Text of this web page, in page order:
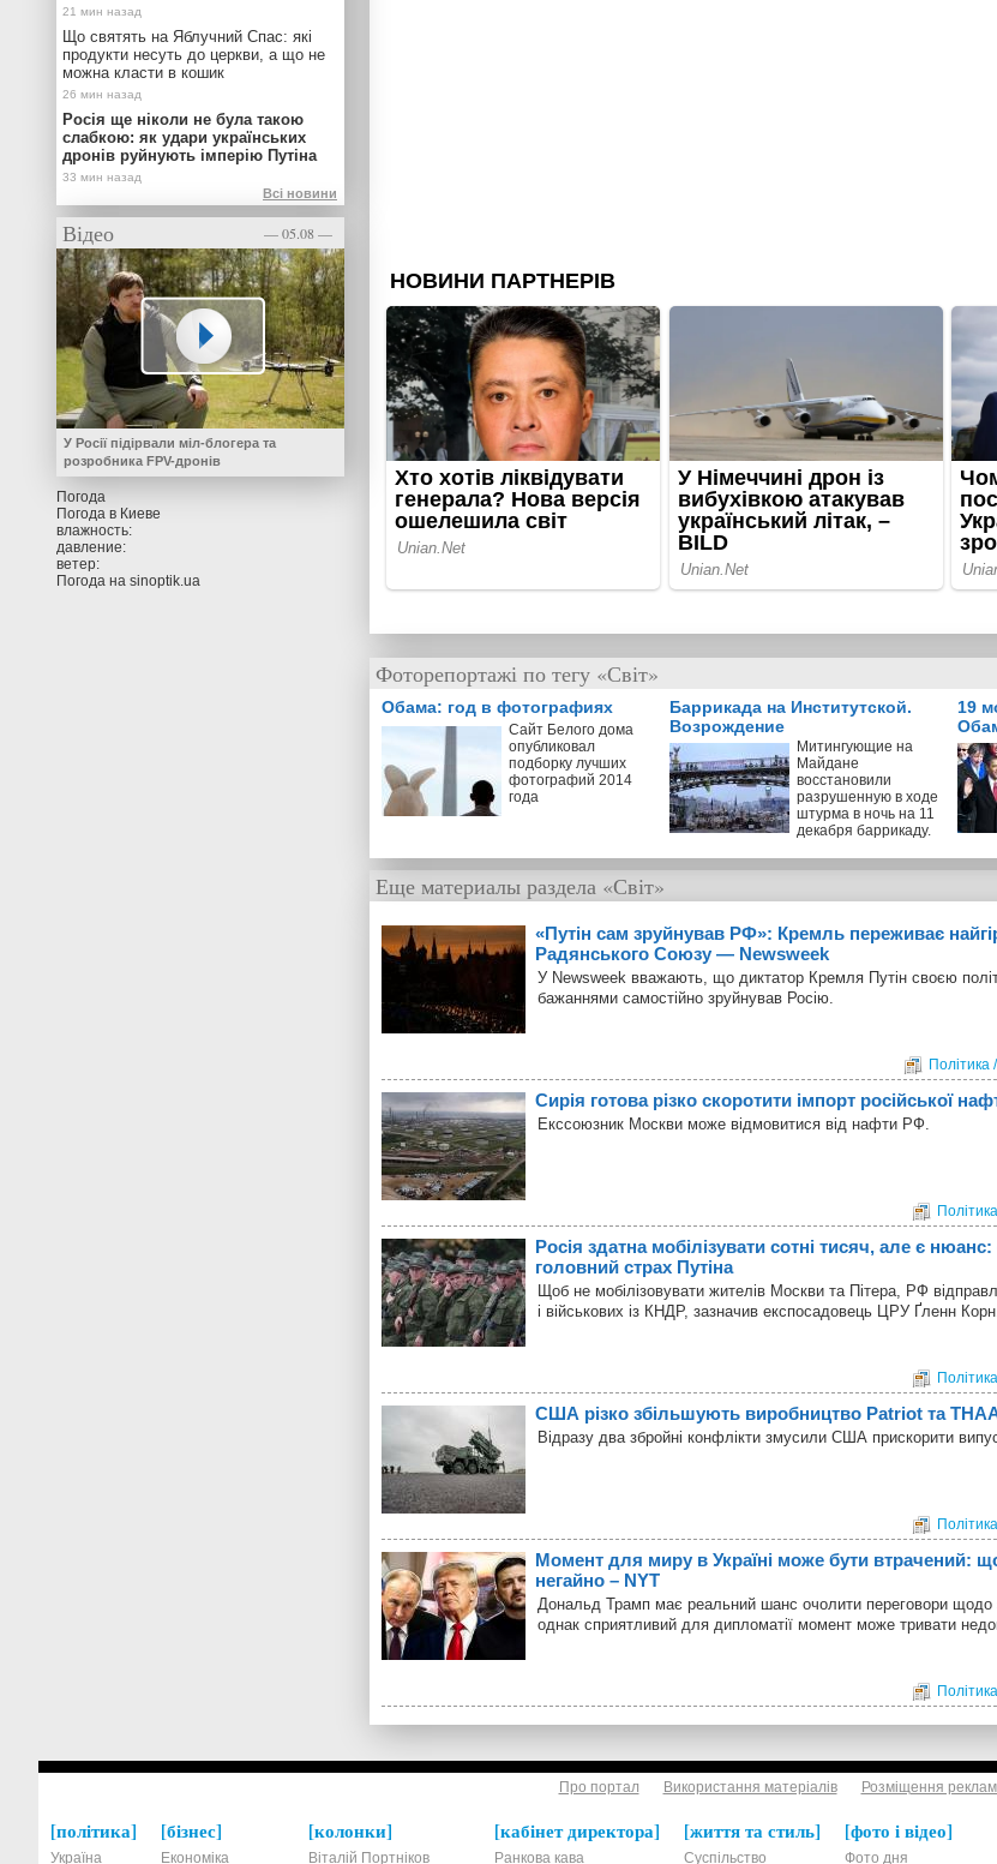
Фоторепортажі по тегу «Світ»
Обама: год в фотографиях
Cайт Белого дома
опубликовал
подборку лучших
фотографий 2014
года
Баррикада на Институтской.
Возрождение
Митингующие на
Майдане
восстановили
разрушенную в ходе
штурма в ночь на 11
декабря баррикаду.
19
Еще материалы раздела «Світ»
«Путін сам зруйнував РФ»: Кремль переживає
Радянського Союзу — Newsweek
У Newsweek вважають, що диктатор Кремля Путін своєю
бажаннями самостійно зруйнував Росію.
Політика
Сирія готова різко скоротити імпорт російської
Екссоюзник Москви може відмовитися від нафти РФ.
Росія здатна мобілізувати сотні тисяч, але є
головний страх Путіна
Щоб не мобілізовувати жителів Москви та Пітера, РФ
і військових із КНДР, зазначив експосадовець ЦРУ Ґленн Корн.
США різко збільшують виробництво Patriot та
Відразу два збройні конфлікти змусили США прискорити
Момент для миру в Україні може бути втрачений:
негайно – NYT
Дональд Трамп має реальний шанс очолити переговори щодо
однак сприятливий для дипломатії момент може тривати
Що святять на Яблучний Спас: які
продукти несуть до церкви, а що не
можна класти в кошик
Росія ще ніколи не була такою
слабкою: як удари українських
дронів руйнують імперію Путіна
Всі новини
Відео — 05.08 —
У Росії підірвали міл-блогера та
розробника FPV-дронів
Погода
Погода в Киеве
влажность:
давление:
ветер:
Погода на sinoptik.ua
Про портал Використання матеріалів Розміщення
політика
Україна
бізнес
Економіка
колонки
Віталій Портніков
кабінет директора
Ранкова кава
життя та стиль
Суспільство
фото і відео
Фото дня